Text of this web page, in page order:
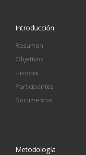
Introducción
Resumen
Objetivos
Historia
Participantes
Documentos
Metodología